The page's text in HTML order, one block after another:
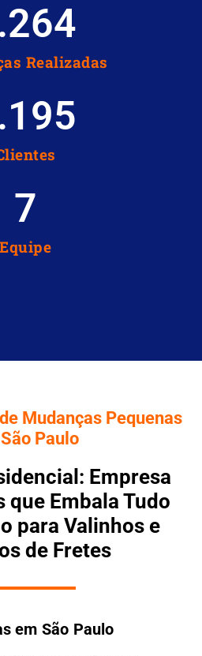
Realizadas
Equipe
8
Mudanças Pequenas
Paulo
Empresa
que Embala Tudo
para Valinhos e
de Fretes
em São Paulo